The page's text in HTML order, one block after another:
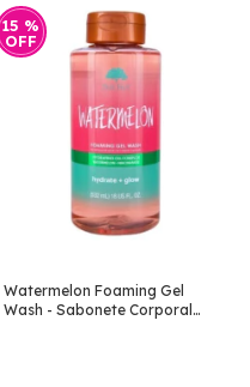
15 %
OFF
Watermelon Foaming Gel
Wash - Sabonete Corporal